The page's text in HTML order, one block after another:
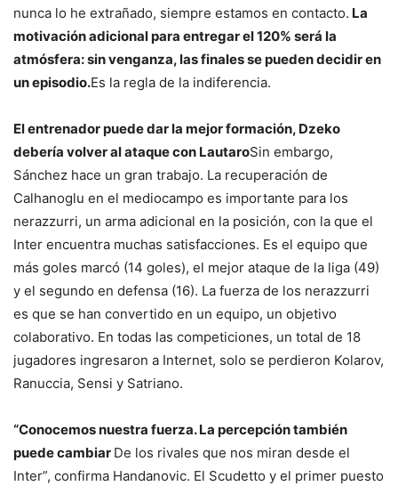
nunca lo he extrañado, siempre estamos en contacto. La
motivación adicional para entregar el 120% será la
atmósfera: sin venganza, las finales se pueden decidir en
un episodio.Es la regla de la indiferencia.
El entrenador puede dar la mejor formación, Dzeko
debería volver al ataque con LautaroSin embargo,
Sánchez hace un gran trabajo. La recuperación de
Calhanoglu en el mediocampo es importante para los
nerazzurri, un arma adicional en la posición, con la que el
Inter encuentra muchas satisfacciones. Es el equipo que
más goles marcó (14 goles), el mejor ataque de la liga (49)
y el segundo en defensa (16). La fuerza de los nerazzurri
es que se han convertido en un equipo, un objetivo
colaborativo. En todas las competiciones, un total de 18
jugadores ingresaron a Internet, solo se perdieron Kolarov,
Ranuccia, Sensi y Satriano.
“Conocemos nuestra fuerza. La percepción también
puede cambiar De los rivales que nos miran desde el
Inter”, confirma Handanovic. El Scudetto y el primer puesto